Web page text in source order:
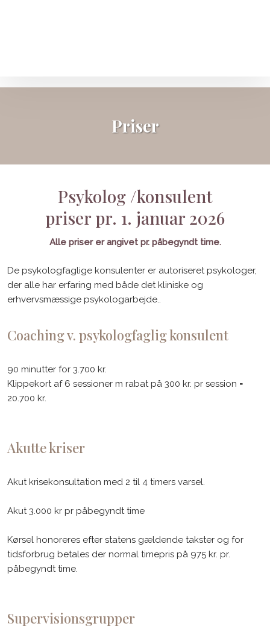
Priser​
Psykolog /konsulent
​priser pr. 1. januar 2026
Alle priser er angivet pr. påbegyndt time.
De psykologfaglige konsulenter er autoriseret psykologer,
der alle har erfaring med både det kliniske og
erhvervsmæssige psykologarbejde..
Coaching v. psykologfaglig konsulent
90 minutter for 3.700 kr.
Klippekort af 6 sessioner m rabat på 300 kr. pr session =
20.700 kr.
Akutte kriser
Akut krisekonsultation med 2 til 4 timers varsel.
Akut 3.000 kr pr påbegyndt time
Kørsel honoreres efter statens gældende takster og for
tidsforbrug betales der normal timepris på 975 kr. pr.
påbegyndt time.
Supervisionsgrupper